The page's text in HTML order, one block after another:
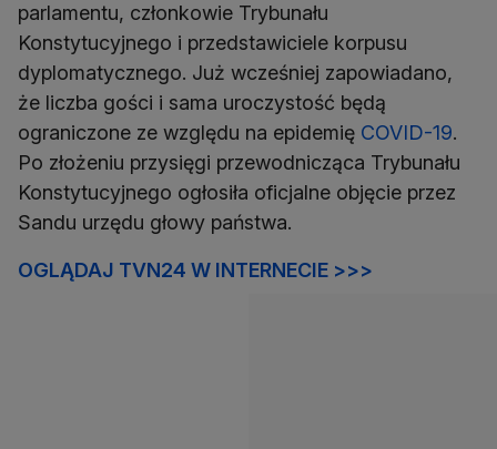
parlamentu, członkowie Trybunału
Konstytucyjnego i przedstawiciele korpusu
dyplomatycznego. Już wcześniej zapowiadano,
że liczba gości i sama uroczystość będą
ograniczone ze względu na epidemię COVID-19.
Po złożeniu przysięgi przewodnicząca Trybunału
Konstytucyjnego ogłosiła oficjalne objęcie przez
Sandu urzędu głowy państwa.
OGLĄDAJ TVN24 W INTERNECIE >>>